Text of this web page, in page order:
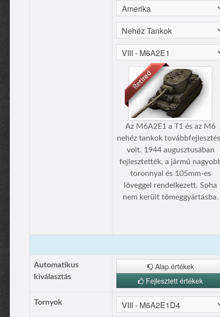
Az M6A2E1 a T1 és az M6
nehéz tankok
volt. 1944 augusztusában
fejlesztették, a jármű
toronnyal és 105mm-es
löveggel rendelkezett. Soha
nem került tömeggyártásba.
Automatikus
kiválasztás
Alap értékek
Fejlesztett értékek
Tornyok